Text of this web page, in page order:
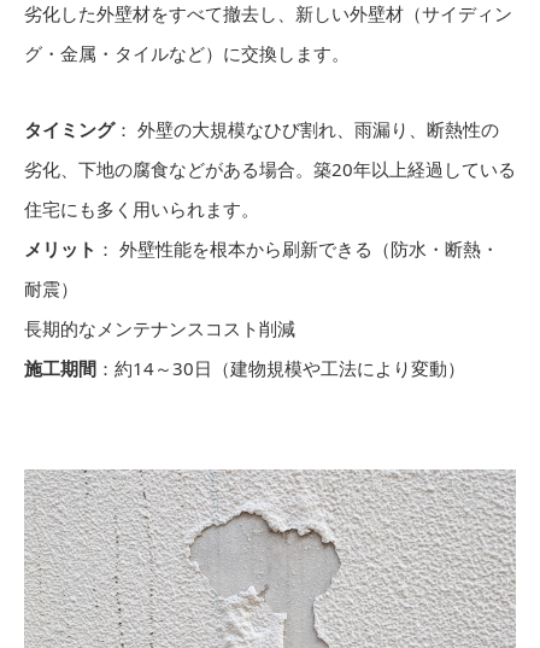
劣化した外壁材をすべて撤去し、新しい外壁材（サイディン
グ・金属・タイルなど）に交換します。
タイミング： 外壁の大規模なひび割れ、雨漏り、断熱性の
劣化、下地の腐食などがある場合。築20年以上経過している
住宅にも多く用いられます。
メリット ： 外壁性能を根本から刷新できる（防水・断熱・
耐震）
長期的なメンテナンスコスト削減
施工期間 ：約14～30日（建物規模や工法により変動）